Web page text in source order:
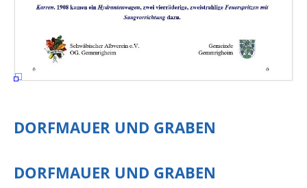
DORFMAUER UND GRABEN
DORFMAUER UND GRABEN